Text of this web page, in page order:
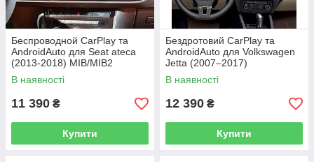
Беспроводной CarPlay та
AndroidAuto для Seat ateca
(2013-2018) MIB/MIB2
В наявності
11 390 ₴
Купити
Бездротовий CarPlay та
AndroidAuto для Volkswagen
Jetta (2007–2017)
В наявності
12 390 ₴
Купити